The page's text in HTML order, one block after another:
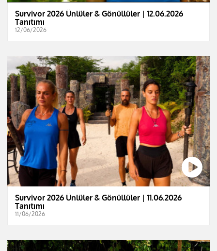
Survivor 2026 Ünlüler & Gönüllüler | 12.06.2026
Tanıtımı
12/06/2026
Survivor 2026 Ünlüler & Gönüllüler | 11.06.2026
Tanıtımı
11/06/2026